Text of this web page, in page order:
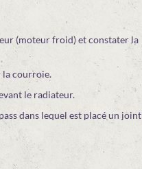
(moteur froid) et constater la
la courroie.
le radiateur.
dans lequel est placé un joint